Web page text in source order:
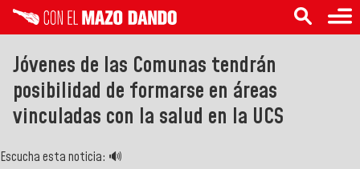
Jóvenes de las Comunas tendrán
posibilidad de formarse en áreas
vinculadas con la salud en la UCS
Escucha esta noticia: 🔊